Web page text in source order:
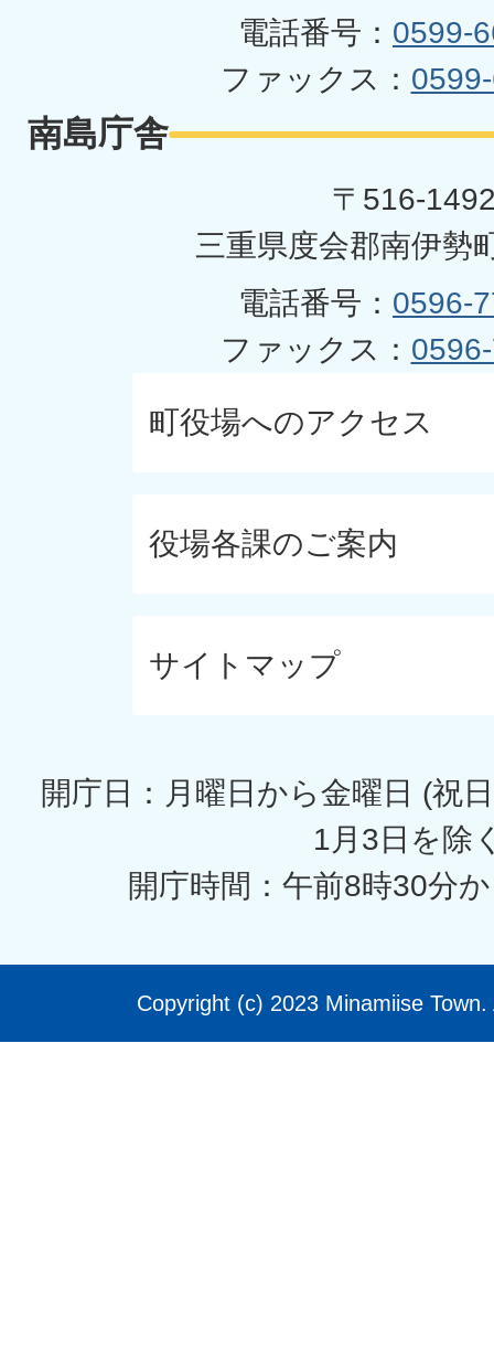
電話番号： 0599-
ファックス：
南島庁舎
〒516-
三重県度会郡南伊勢
電話番号： 0596-
ファックス：
町役場へのアクセス
役場各課のご案内
サイトマップ
開庁日：月曜日から金曜日 (祝
1月3日を除
開庁時間：午前8時30分
Copyright (c) 2023 Minamiise